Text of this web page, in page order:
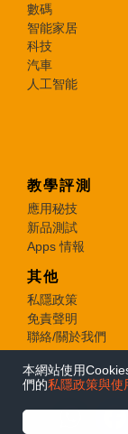
本網站使用
們的私隱政策與使
數碼
智能家居
科技
汽車
人工智能
教學評測
應用秘技
新品測試
Apps 情報
其他
私隱政策
免責聲明
聯絡/關於我們
© 2026 e-